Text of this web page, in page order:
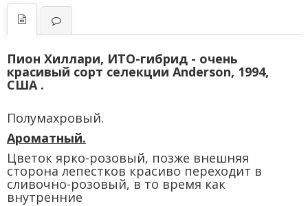
Пион Хиллари, ИТО-гибрид - очень
красивый сорт селекции Anderson, 1994,
США .
Полумахровый.
Ароматный.
Цветок ярко-розовый, позже внешняя
сторона лепестков красиво переходит в
сливочно-розовый, в то время как
внутренние